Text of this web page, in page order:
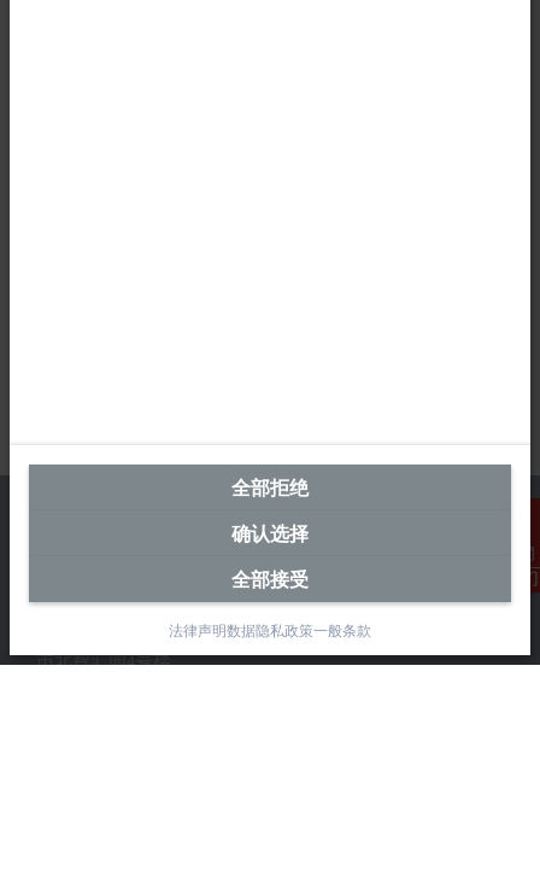
联系我们
毕孚自动化设备贸易(上海)有限公司
市北智汇园4号楼
全部拒绝
确认选择
全部接受
法律声明数据隐私政策一般条款